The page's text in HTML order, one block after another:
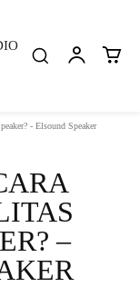
- Elsound Speaker
–